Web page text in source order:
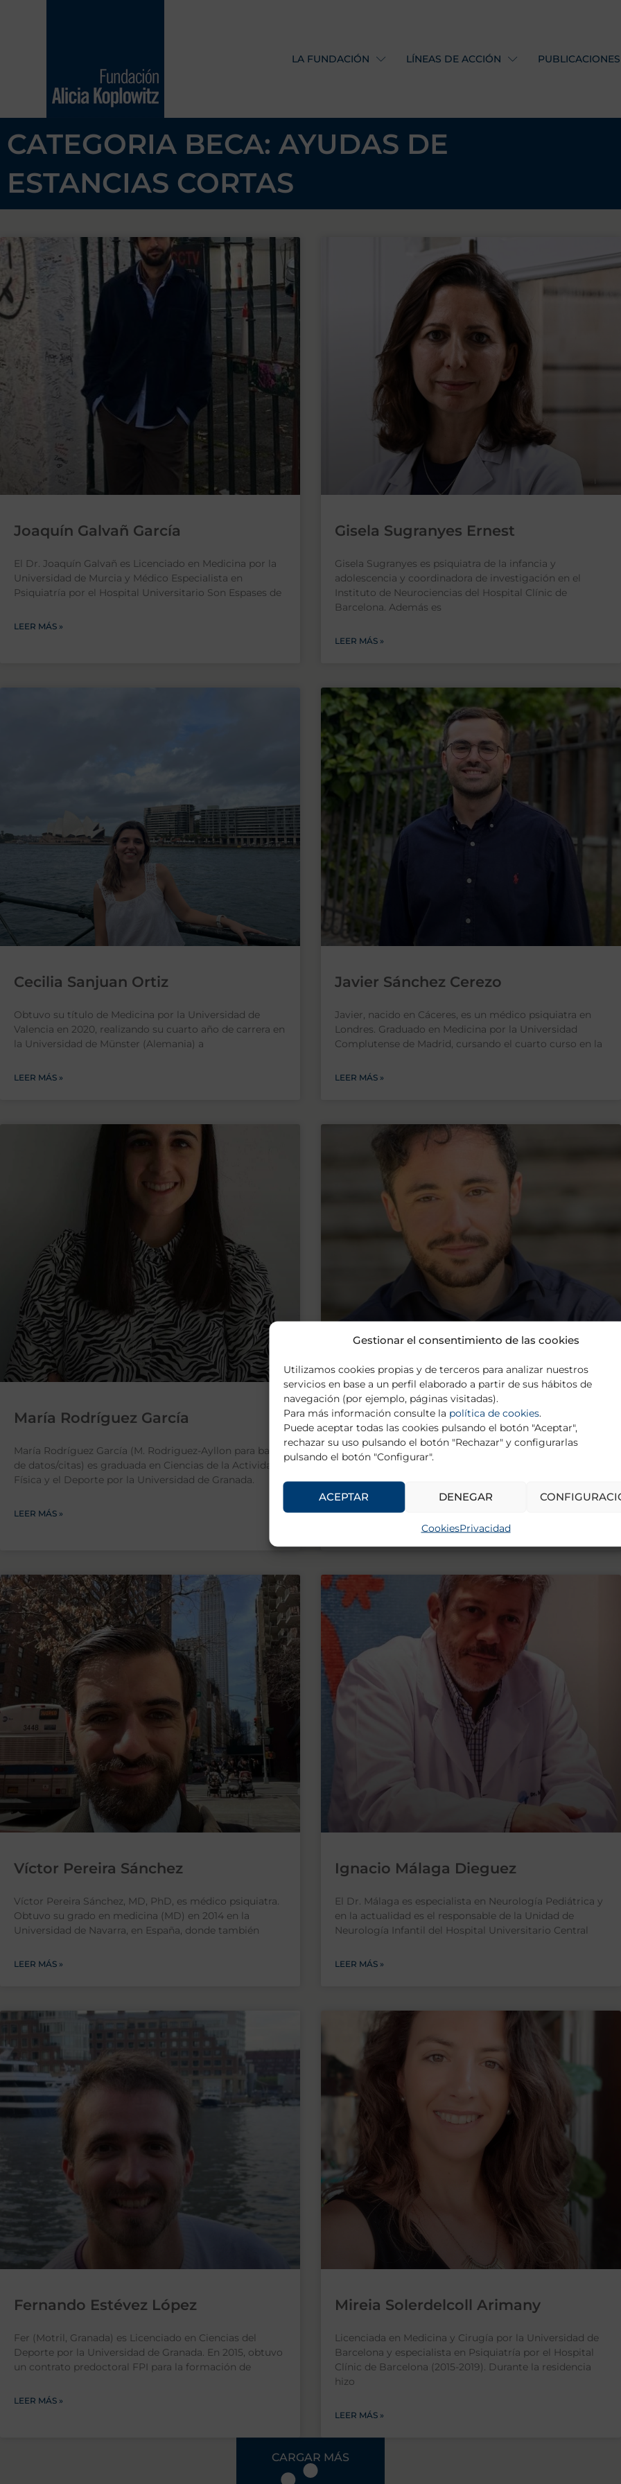
Gestionar el consentimiento de las cookies
Utilizamos cookies propias y de terceros para analizar nuestros
servicios en base a un perfil elaborado a partir de sus hábitos de
navegación (por ejemplo, páginas visitadas).
Para más información consulte la política de cookies.
Puede aceptar todas las cookies pulsando el botón "Aceptar",
rechazar su uso pulsando el botón "Rechazar" y configurarlas
pulsando el botón "Configurar".
ACEPTAR DENEGAR
CookiesPrivacidad
LA FUNDACIÓN LÍNEAS DE ACCIÓN PUBLICACIONES
CATEGORIA BECA: AYUDAS DE
ESTANCIAS CORTAS
Joaquín Galvañ García
El Dr. Joaquín Galvañ es Licenciado en Medicina por la
Universidad de Murcia y Médico Especialista en
Psiquiatría por el Hospital Universitario Son Espases de
LEER MÁS »
Gisela Sugranyes Ernest
Gisela Sugranyes es psiquiatra de la infancia y
adolescencia y coordinadora de investigación en el
Instituto de Neurociencias del Hospital Clínic de
Barcelona. Además es
LEER MÁS »
Cecilia Sanjuan Ortiz
Obtuvo su título de Medicina por la Universidad de
Valencia en 2020, realizando su cuarto año de carrera en
la Universidad de Münster (Alemania) a
LEER MÁS »
Javier Sánchez Cerezo
Javier, nacido en Cáceres, es un médico psiquiatra en
Londres. Graduado en Medicina por la Universidad
Complutense de Madrid, cursando el cuarto curso en la
LEER MÁS »
María Rodríguez García
María Rodríguez García (M. Rodriguez-Ayllon para bases
de datos/citas) es graduada en Ciencias de la Actividad
Física y el Deporte por la Universidad de Granada.
LEER MÁS »
Alejandro Albán Porras Segovia
Alejandro Porras Segovia es Médico Especialista en
Psiquiatría y doctor en Medicina Clínica y Salud Pública
por la Universidad de Granada. Se formó como
psiquiatra
Víctor Pereira Sánchez
Víctor Pereira Sánchez, MD, PhD, es médico psiquiatra.
Obtuvo su grado en medicina (MD) en 2014 en la
Universidad de Navarra, en España, donde también
LEER MÁS »
Ignacio Málaga Dieguez
El Dr. Málaga es especialista en Neurología Pediátrica y
en la actualidad es el responsable de la Unidad de
Neurología Infantil del Hospital Universitario Central
LEER MÁS »
Fernando Estévez López
Fer (Motril, Granada) es Licenciado en Ciencias del
Deporte por la Universidad de Granada. En 2015, obtuvo
un contrato predoctoral FPI para la formación de
LEER MÁS »
Mireia Solerdelcoll Arimany
Licenciada en Medicina y Cirugía por la Universidad de
Barcelona y especialista en Psiquiatría por el Hospital
Clínic de Barcelona (2015-2019). Durante la residencia
hizo
LEER MÁS »
CARGAR MÁS